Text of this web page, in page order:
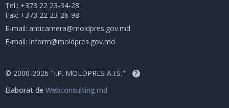
Tel.: +373 22 23-34-28
Fax: +373 22 23-26-98
E-mail: anticamera@moldpres.gov.md
E-mail: inform@moldpres.gov.md
© 2000-2026 "I.P. MOLDPRES A.I.S." ?
Elaborat de Webconsulting.md